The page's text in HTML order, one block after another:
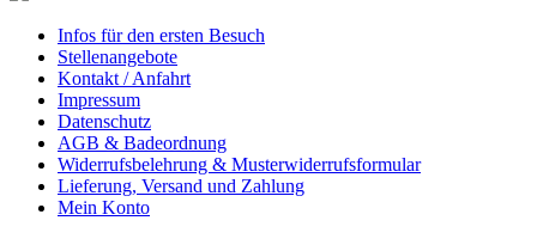
Infos für den ersten Besuch
Stellenangebote
Kontakt / Anfahrt
Impressum
Datenschutz
AGB & Badeordnung
Widerrufsbelehrung & Musterwiderrufsformular
Lieferung, Versand und Zahlung
Mein Konto